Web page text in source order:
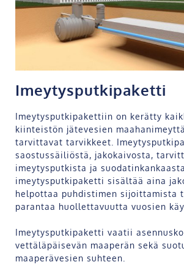
Imeytysputkipaketti
Imeytysputkipakettiin on kerätty
kiinteistön jätevesien
tarvittavat tarvikkeet.
saostussäiliöstä, jakokaivosta,
imeytysputkista ja
imeytysputkipaketti sisältää aina
helpottaa puhdistimen sijoittamista
parantaa huollettavuutta vuosien
Imeytysputkipaketti vaatii
vettäläpäisevän maaperän sekä
maaperävesien suhteen.